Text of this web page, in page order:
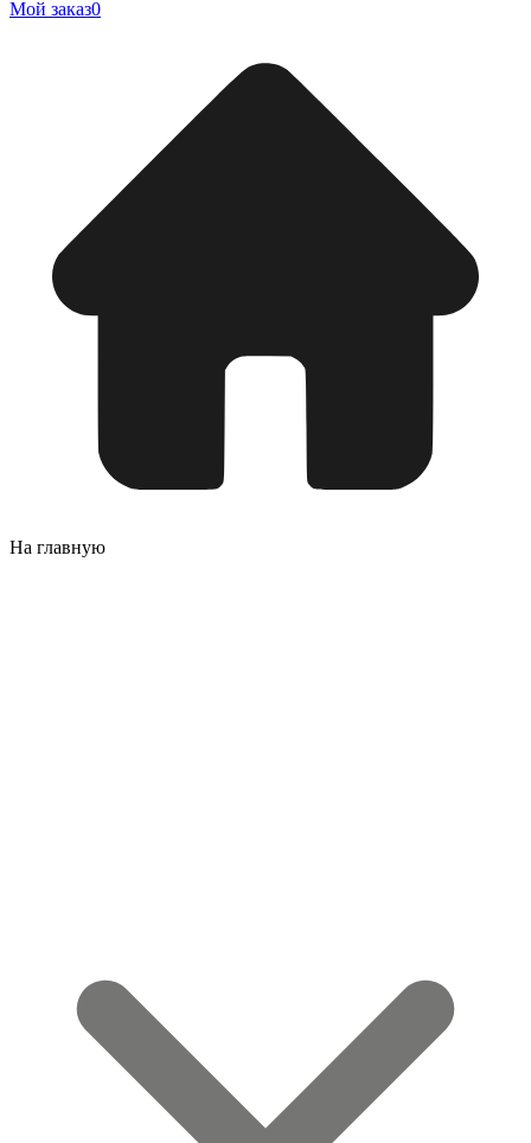
Мой заказ0
На главную